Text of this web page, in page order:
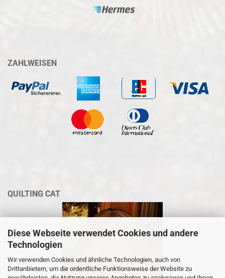
Diese Webseite verwendet Cookies und andere
Technologien
Wir verwenden Cookies und ähnliche Technologien, auch von
Drittanbietern, um die ordentliche Funktionsweise der Website zu
ZAHLWEISEN
QUILTING CAT